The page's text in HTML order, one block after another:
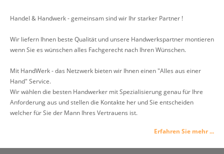
Handel & Handwerk - gemeinsam sind wir Ihr starker Partner !
Wir liefern Ihnen beste Qualität und unsere Handwerkspartner montieren
wenn Sie es wünschen alles Fachgerecht nach Ihren Wünschen.
Mit HandWerk - das Netzwerk bieten wir Ihnen einen "Alles aus einer
Hand" Service.
Wir wählen die besten Handwerker mit Spezialisierung genau für Ihre
Anforderung aus und stellen die Kontakte her und Sie entscheiden
welcher für Sie der Mann Ihres Vertrauens ist.
Erfahren Sie mehr ...